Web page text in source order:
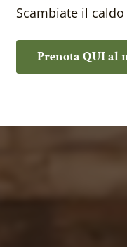
Scambiate il
Prenota QUI al